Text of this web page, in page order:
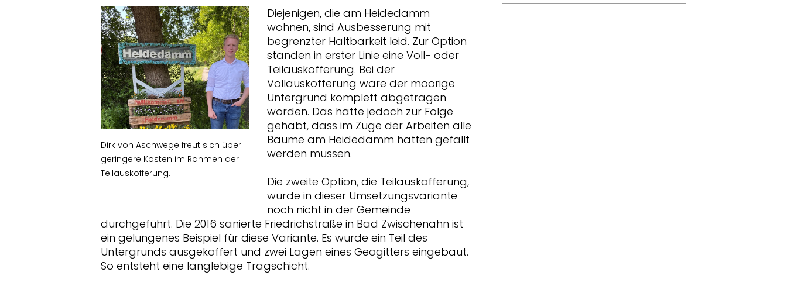
Dirk von Aschwege freut sich über
geringere Kosten im Rahmen der
Teilauskofferung.
Diejenigen, die am Heidedamm
wohnen, sind Ausbesserung mit
begrenzter Haltbarkeit leid. Zur Option
standen in erster Linie eine Voll- oder
Teilauskofferung. Bei der
Vollauskofferung wäre der moorige
Untergrund komplett abgetragen
worden. Das hätte jedoch zur Folge
gehabt, dass im Zuge der Arbeiten alle
Bäume am Heidedamm hätten gefällt
werden müssen.
Die zweite Option, die Teilauskofferung,
wurde in dieser Umsetzungsvariante
noch nicht in der Gemeinde
durchgeführt. Die 2016 sanierte Friedrichstraße in Bad Zwischenahn ist
ein gelungenes Beispiel für diese Variante. Es wurde ein Teil des
Untergrunds ausgekoffert und zwei Lagen eines Geogitters eingebaut.
So entsteht eine langlebige Tragschicht.